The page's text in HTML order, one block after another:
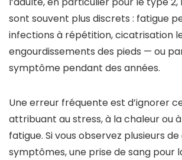
sont souvent plus discrets : fatigue
infections à répétition, cicatrisation
engourdissements des pieds — ou
symptôme pendant des années.
Une erreur fréquente est d’ignorer
attribuant au stress, à la chaleur ou
fatigue. Si vous observez plusieurs de
symptômes, une prise de sang pour